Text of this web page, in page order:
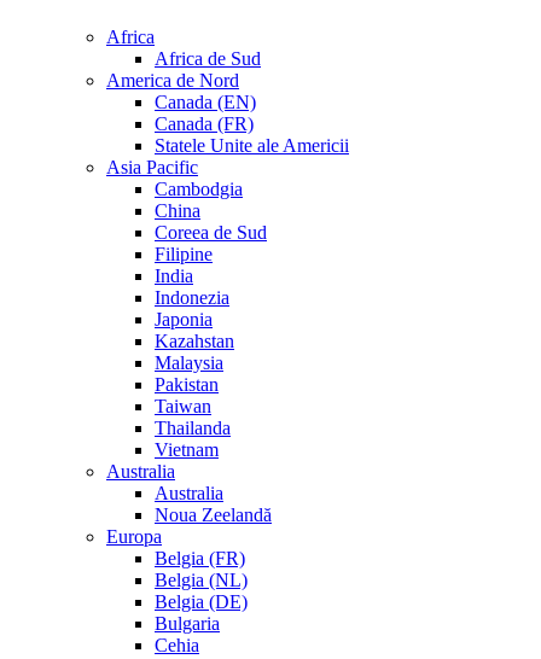
Africa
Africa de Sud
America de Nord
Canada (EN)
Canada (FR)
Statele Unite ale Americii
Asia Pacific
Cambodgia
China
Coreea de Sud
Filipine
India
Indonezia
Japonia
Kazahstan
Malaysia
Pakistan
Taiwan
Thailanda
Vietnam
Australia
Australia
Noua Zeelandă
Europa
Belgia (FR)
Belgia (NL)
Belgia (DE)
Bulgaria
Cehia